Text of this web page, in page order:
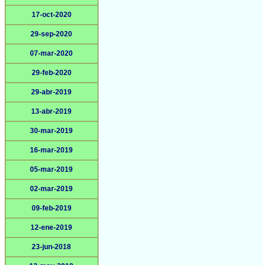
17-oct-2020
29-sep-2020
07-mar-2020
29-feb-2020
29-abr-2019
13-abr-2019
30-mar-2019
16-mar-2019
05-mar-2019
02-mar-2019
09-feb-2019
12-ene-2019
23-jun-2018